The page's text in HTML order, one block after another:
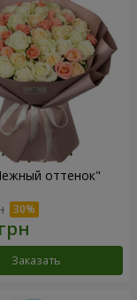
оттенок"
Заказать